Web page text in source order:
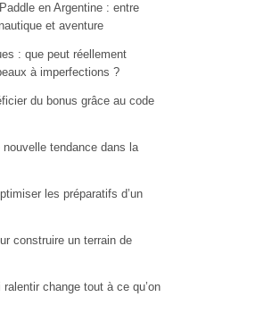
en Argentine : entre
et aventure
: que peut réellement
à imperfections ?
du bonus grâce au code
tendance dans la
les préparatifs d’un
construire un terrain de
change tout à ce qu’on